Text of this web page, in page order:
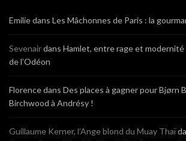
Emiliedans Les Mâchonnes de Paris : la
Sevenairdans Hamlet, entre rage et
de l’Odéon
Florencedans Des places à gagner pour Bjørn
Birchwood à Andrésy !
Guillaume Kerner, l’Ange blond du Muay Thaï